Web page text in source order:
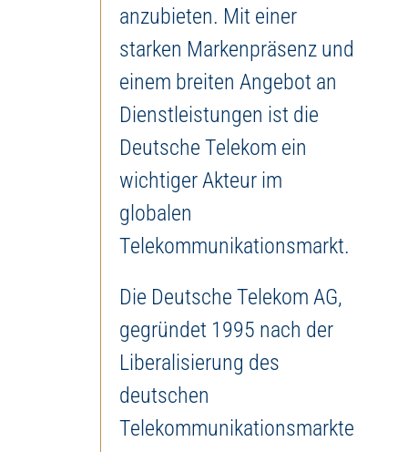
anzubieten. Mit einer
starken Markenpräsenz und
einem breiten Angebot an
Dienstleistungen ist die
Deutsche Telekom ein
wichtiger Akteur im
globalen
Telekommunikationsmarkt.
Die Deutsche Telekom AG,
gegründet 1995 nach der
Liberalisierung des
deutschen
Telekommunikationsmarktes,